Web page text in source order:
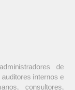
de
internos e
consultores,